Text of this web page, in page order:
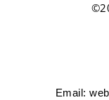
Email: